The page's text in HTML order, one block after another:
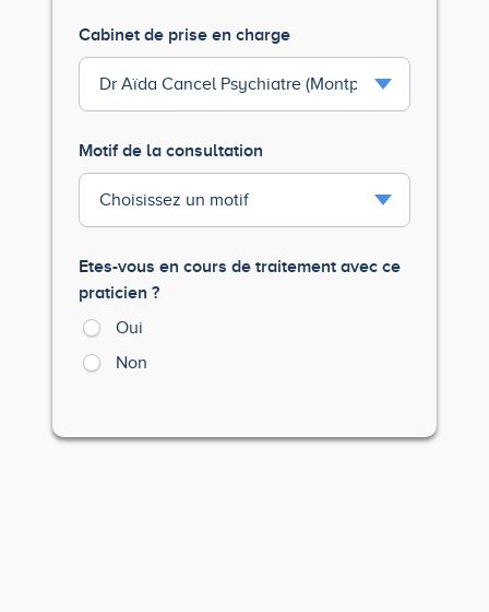
Cabinet de prise en charge
Motif de la consultation
Etes-vous en cours de traitement avec ce
praticien ?
Oui
Non